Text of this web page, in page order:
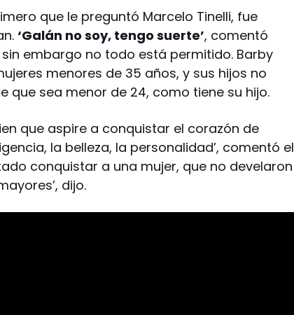
que le preguntó Marcelo Tinelli, fue
‘Galán no soy, tengo suerte’, comentó
embargo no todo está permitido. Barby
menores de 35 años, y sus hijos no
que sea menor de 24, como tiene su hijo.
que aspire a conquistar el corazón de
la belleza, la personalidad’, comentó el
conquistar a una mujer, que no develaron
dijo.